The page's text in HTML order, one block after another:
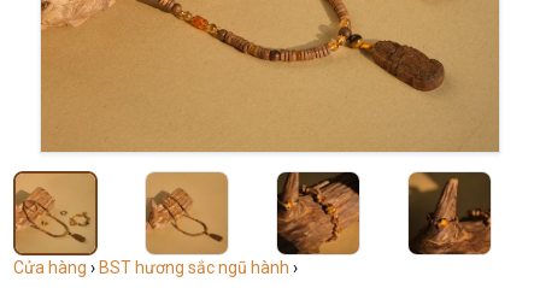
Cửa hàng › BST hương sắc ngũ hành ›